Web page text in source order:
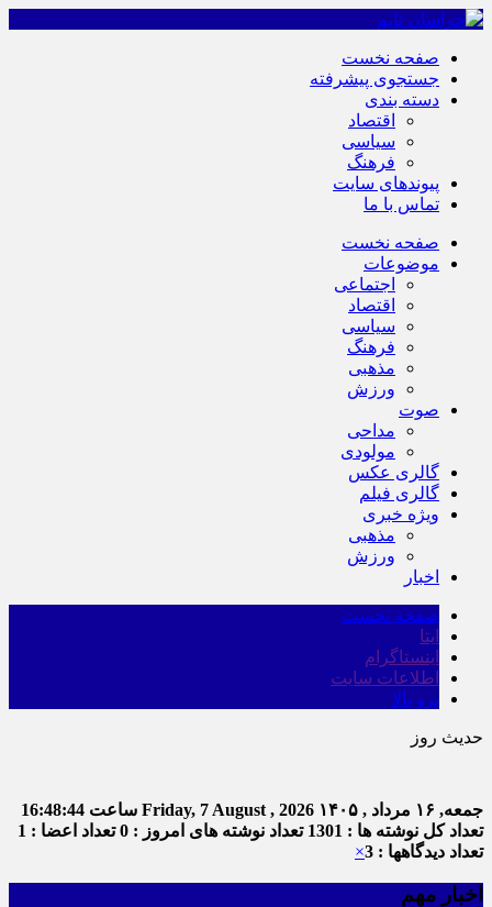
صفحه نخست
جستجوی پیشرفته
دسته بندی
اقتصاد
سیاسی
فرهنگ
پیوندهای سایت
تماس با ما
صفحه نخست
موضوعات
اجتماعی
اقتصاد
سیاسی
فرهنگ
مذهبی
ورزش
صوت
مداحی
مولودی
گالری عکس
گالری فیلم
ویژه خبری
مذهبی
ورزش
اخبار
صفحه نخست
ایتا
اینستاگرام
اطلاعات سایت
برو بالا
حدیث روز
جمعه, ۱۶ مرداد , ۱۴۰۵ Friday, 7 August , 2026 ساعت 16:48:44
تعداد کل نوشته ها : 1301
تعداد نوشته های امروز : 0
تعداد اعضا : 1
تعداد دیدگاهها : 3
×
اخبار مهم